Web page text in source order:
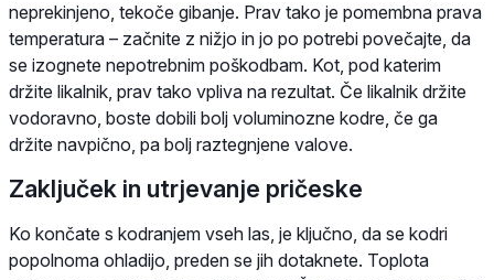
neprekinjeno, tekoče gibanje. Prav tako je pomembna prava
temperatura – začnite z nižjo in jo po potrebi povečajte, da
se izognete nepotrebnim poškodbam. Kot, pod katerim
držite likalnik, prav tako vpliva na rezultat. Če likalnik držite
vodoravno, boste dobili bolj voluminozne kodre, če ga
držite navpično, pa bolj raztegnjene valove.
Zaključek in utrjevanje pričeske
Ko končate s kodranjem vseh las, je ključno, da se kodri
popolnoma ohladijo, preden se jih dotaknete. Toplota